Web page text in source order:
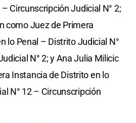
Circunscripción Judicial N° 2;
como Juez de Primera
lo Penal – Distrito Judicial N°
N° 2; y Ana Julia Milicic
Instancia de Distrito en lo
N° 12 – Circunscripción